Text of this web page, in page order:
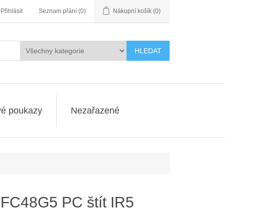
Přihlásit Seznam přání (0) Nákupní košík (0)
HLEDAT
poukazy Nezařazené
PC štít IR5